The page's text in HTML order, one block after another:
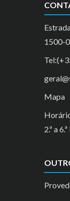
1500-
Mapa
2.ª a